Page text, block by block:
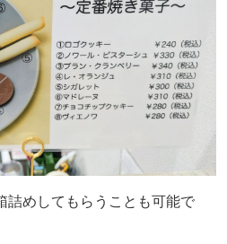
詰めしてもらうことも可能で